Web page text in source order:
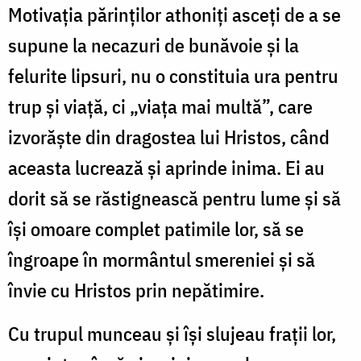
Motivația părinților athoniți asceți de a se
supune la necazuri de bunăvoie și la
felurite lipsuri, nu o constituia ura pentru
trup și viață, ci „viața mai multă”, care
izvorăște din dragostea lui Hristos, când
aceasta lucrează și aprinde inima. Ei au
dorit să se răstignească pentru lume și să
își omoare complet patimile lor, să se
îngroape în mormântul smereniei și să
învie cu Hristos prin nepătimire.
Cu trupul munceau și își slujeau frații lor,